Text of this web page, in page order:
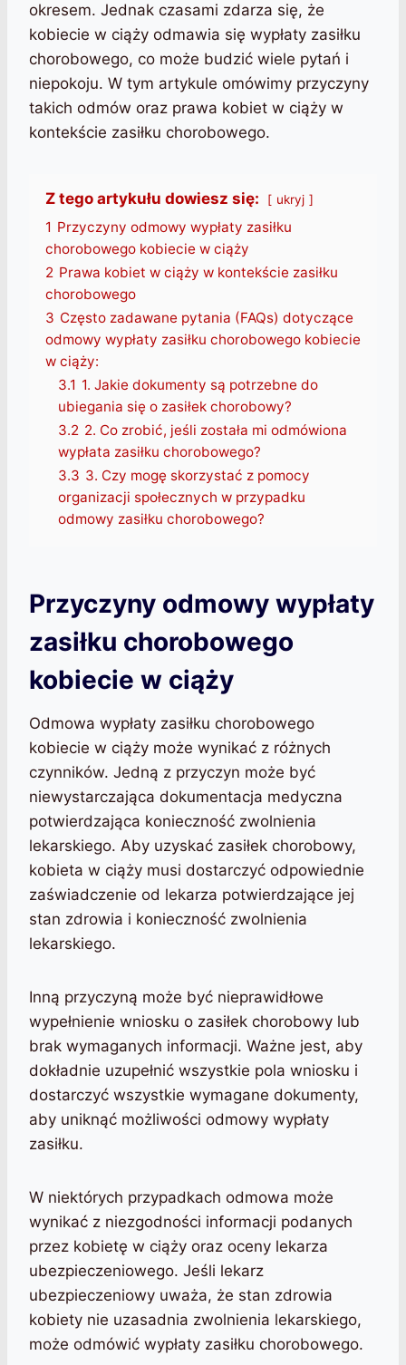
okresem. Jednak czasami zdarza się, że
kobiecie w ciąży odmawia się wypłaty zasiłku
chorobowego, co może budzić wiele pytań i
niepokoju. W tym artykule omówimy przyczyny
takich odmów oraz prawa kobiet w ciąży w
kontekście zasiłku chorobowego.
Z tego artykułu dowiesz się: ukryj
1 Przyczyny odmowy wypłaty zasiłku
chorobowego kobiecie w ciąży
2 Prawa kobiet w ciąży w kontekście zasiłku
chorobowego
3 Często zadawane pytania (FAQs) dotyczące
odmowy wypłaty zasiłku chorobowego kobiecie
w ciąży:
3.1 1. Jakie dokumenty są potrzebne do
ubiegania się o zasiłek chorobowy?
3.2 2. Co zrobić, jeśli została mi odmówiona
wypłata zasiłku chorobowego?
3.3 3. Czy mogę skorzystać z pomocy
organizacji społecznych w przypadku
odmowy zasiłku chorobowego?
Przyczyny odmowy wypłaty
zasiłku chorobowego
kobiecie w ciąży
Odmowa wypłaty zasiłku chorobowego
kobiecie w ciąży może wynikać z różnych
czynników. Jedną z przyczyn może być
niewystarczająca dokumentacja medyczna
potwierdzająca konieczność zwolnienia
lekarskiego. Aby uzyskać zasiłek chorobowy,
kobieta w ciąży musi dostarczyć odpowiednie
zaświadczenie od lekarza potwierdzające jej
stan zdrowia i konieczność zwolnienia
lekarskiego.
Inną przyczyną może być nieprawidłowe
wypełnienie wniosku o zasiłek chorobowy lub
brak wymaganych informacji. Ważne jest, aby
dokładnie uzupełnić wszystkie pola wniosku i
dostarczyć wszystkie wymagane dokumenty,
aby uniknąć możliwości odmowy wypłaty
zasiłku.
W niektórych przypadkach odmowa może
wynikać z niezgodności informacji podanych
przez kobietę w ciąży oraz oceny lekarza
ubezpieczeniowego. Jeśli lekarz
ubezpieczeniowy uważa, że stan zdrowia
kobiety nie uzasadnia zwolnienia lekarskiego,
może odmówić wypłaty zasiłku chorobowego.